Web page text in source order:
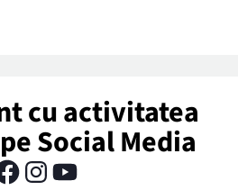
cu activitatea
Social Media